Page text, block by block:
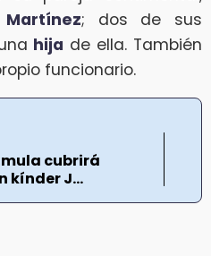
; dos de sus
hija de ella. También
funcionario.
cubrirá
kínder J...